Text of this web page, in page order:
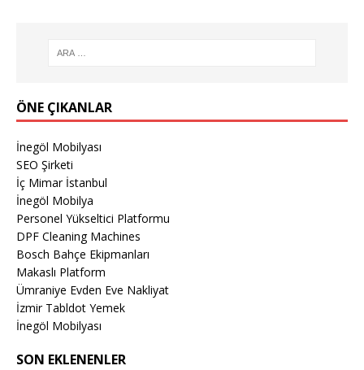
ÖNE ÇIKANLAR
İnegöl Mobilyası
SEO Şirketi
İç Mimar İstanbul
İnegöl Mobilya
Personel Yükseltici Platformu
DPF Cleaning Machines
Bosch Bahçe Ekipmanları
Makaslı Platform
Ümraniye Evden Eve Nakliyat
İzmir Tabldot Yemek
İnegöl Mobilyası
SON EKLENENLER